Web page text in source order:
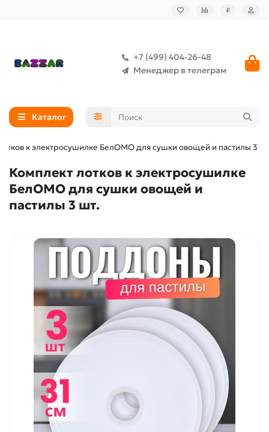
₽
+7 (499) 404-26-48
Менеджер в телеграм
Каталог
к электросушилке БелОМО для сушки овощей и пастилы 3
Комплект лотков к электросушилке
БелОМО для сушки овощей и
пастилы 3 шт.